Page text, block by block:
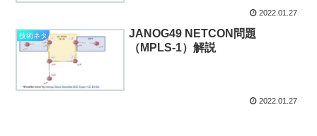
2022.01.27
技術ネタ
JANOG49 NETCON問題
（MPLS-1）解説
2022.01.27